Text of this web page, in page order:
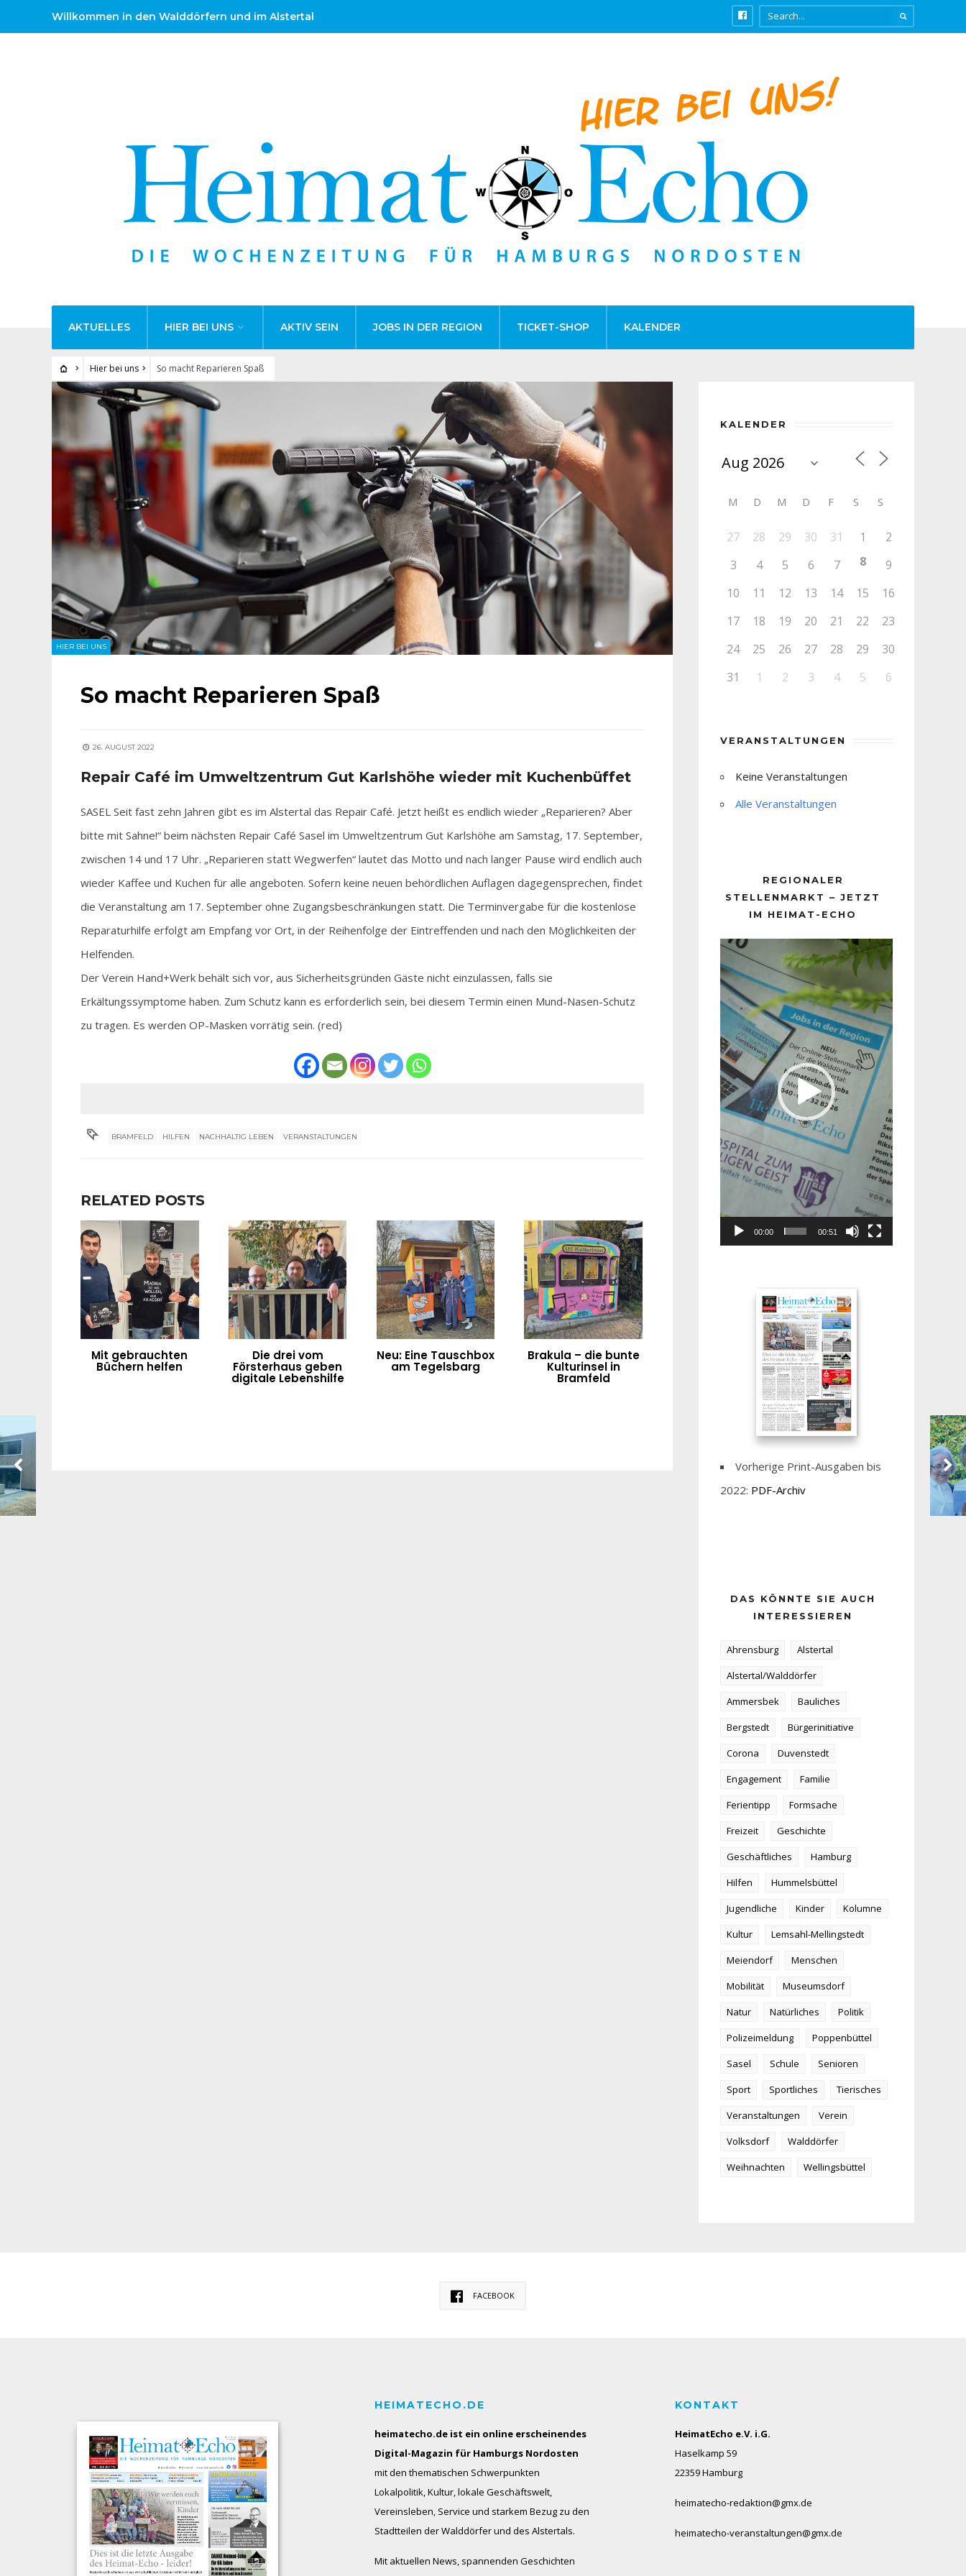
Willkommen in den Walddörfern und im Alstertal
AKTUELLES HIER BEI UNS AKTIV SEIN JOBS IN DER REGION TICKET-SHOP KALENDER
Hier bei uns So macht Reparieren Spaß
HIER BEI UNS
So macht Reparieren Spaß
26. AUGUST 2022
Repair Café im Umweltzentrum Gut Karlshöhe wieder mit Kuchenbüffet
SASEL Seit fast zehn Jahren gibt es im Alstertal das Repair Café. Jetzt heißt es endlich wieder „Reparieren? Aber
bitte mit Sahne!“ beim nächsten Repair Café Sasel im Umweltzentrum Gut Karlshöhe am Samstag, 17. September,
zwischen 14 und 17 Uhr. „Reparieren statt Wegwerfen“ lautet das Motto und nach langer Pause wird endlich auch
wieder Kaffee und Kuchen für alle angeboten. Sofern keine neuen behördlichen Auflagen dagegensprechen, findet
die Veranstaltung am 17. September ohne Zugangsbeschränkungen statt. Die Terminvergabe für die kostenlose
Reparaturhilfe erfolgt am Empfang vor Ort, in der Reihenfolge der Eintreffenden und nach den Möglichkeiten der
Helfenden.
Der Verein Hand+Werk behält sich vor, aus Sicherheitsgründen Gäste nicht einzulassen, falls sie
Erkältungssymptome haben. Zum Schutz kann es erforderlich sein, bei diesem Termin einen Mund-Nasen-Schutz
zu tragen. Es werden OP-Masken vorrätig sein. (red)
BRAMFELD HILFEN NACHHALTIG LEBEN VERANSTALTUNGEN
RELATED POSTS
Mit gebrauchten
Büchern helfen
Die drei vom
Försterhaus geben
digitale Lebenshilfe
Neu: Eine Tauschbox
am Tegelsbarg
Brakula – die bunte
Kulturinsel in
Bramfeld
KALENDER
M D M D F S S
27 28 29 30 31 1
2
3
4 5 6 7 8
9
10
11 12 13 14 15
16
17
18 19 20 21 22
23
24
25 26 27 28 29
30
31
1 2 3 4 5 6
VERANSTALTUNGEN
Keine Veranstaltungen
Alle Veranstaltungen
REGIONALER
STELLENMARKT – JETZT
IM HEIMAT-ECHO
Player
00:00 00:51
Vorherige Print-Ausgaben bis
2022: PDF-Archiv
DAS KÖNNTE SIE AUCH
INTERESSIEREN
Ahrensburg
Alstertal
Alstertal/Walddörfer
Ammersbek
Bauliches
Bergstedt
Bürgerinitiative
Corona
Duvenstedt
Engagement
Familie
Ferientipp
Formsache
Freizeit
Geschichte
Geschäftliches
Hamburg
Hilfen
Hummelsbüttel
Jugendliche
Kinder
Kolumne
Kultur
Lemsahl-Mellingstedt
Meiendorf
Menschen
Mobilität
Museumsdorf
Natur
Natürliches
Politik
Polizeimeldung
Poppenbüttel
Sasel
Schule
Senioren
Sport
Sportliches
Tierisches
Veranstaltungen
Verein
Volksdorf
Walddörfer
Weihnachten
Wellingsbüttel
FACEBOOK
HEIMATECHO.DE
heimatecho.de ist ein online erscheinendes
Digital-Magazin für Hamburgs Nordosten
mit den thematischen Schwerpunkten
Lokalpolitik, Kultur, lokale Geschäftswelt,
Vereinsleben, Service und starkem Bezug zu den
Stadtteilen der Walddörfer und des Alstertals.
Mit aktuellen News, spannenden Geschichten
KONTAKT
HeimatEcho e.V. i.G.
Haselkamp 59
22359 Hamburg
heimatecho-redaktion@gmx.de
heimatecho-veranstaltungen@gmx.de